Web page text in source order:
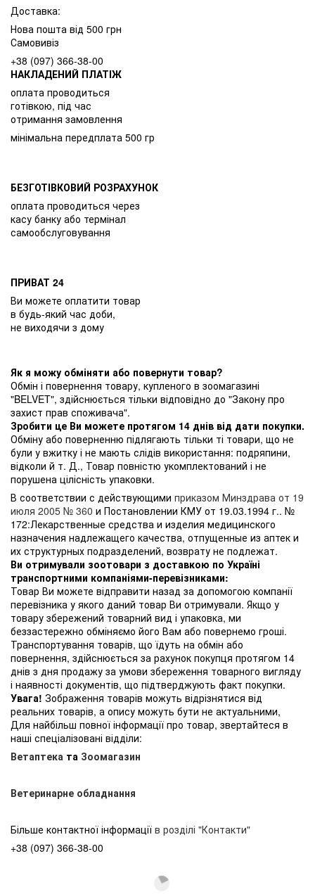
Доставка:
Нова пошта від 500 грн
Самовивіз
+38 (097) 366-38-00
НАКЛАДЕНИЙ ПЛАТІЖ
оплата проводиться
готівкою, під час
отримання замовлення
мінімальна передплата 500 гр
БЕЗГОТІВКОВИЙ РОЗРАХУНОК
оплата проводиться через
касу банку або термінал
самообслуговування
ПРИВАТ 24
Ви можете оплатити товар
в будь-який час доби,
не виходячи з дому
Як я можу обміняти або повернути товар?
Обмін і повернення товару, купленого в зоомагазині
"BELVET", здійснюється тільки відповідно до "Закону про
захист прав споживача".
Зробити це Ви можете протягом 14 днів від дати покупки.
Обміну або поверненню підлягають тільки ті товари, що не
були у вжитку і не мають слідів використання: подряпини,
відколи й т. Д., Товар повністю укомплектований і не
порушена цілісність упаковки.
В соответствии с действующими приказом Минздрава от 19
июля 2005 № 360 и Постановлении КМУ от 19.03.1994 г.. №
172:Лекарственные средства и изделия медицинского
назначения надлежащего качества, отпущенные из аптек и
их структурных подразделений, возврату не подлежат.
Ви отримували зоотовари з доставкою по Україні
транспортними компаніями-перевізниками:
Товар Ви можете відправити назад за допомогою компанії
перевізника у якого даний товар Ви отримували. Якщо у
товару збережений товарний вид і упаковка, ми
беззастережно обміняємо його Вам або повернемо гроші.
Транспортування товарів, що їдуть на обмін або
повернення, здійснюється за рахунок покупця протягом 14
днів з дня продажу за умови збереження товарного вигляду
і наявності документів, що підтверджують факт покупки.
Увага! Зображення товарів можуть відрізнятися від
реальних товарів, а опису можуть бути не актуальними,
Для найбільш повної інформації про товар, звертайтеся в
наші спеціалізовані відділи:
Ветаптека та Зоомагазин
Ветеринарне обладнання
Більше контактної інформації в розділі "Контакти"
+38 (097) 366-38-00